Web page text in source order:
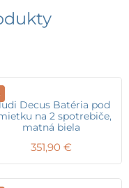
Decus Batéria pod
na 2 spotrebiče,
matná biela
351,90 €